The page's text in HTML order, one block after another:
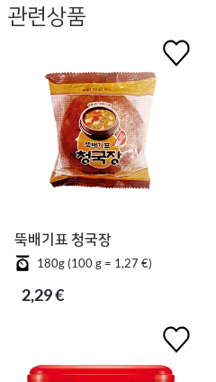
관련상품
뚝배기표 청국장
180g (100 g = 1,27 €)
2,29 €